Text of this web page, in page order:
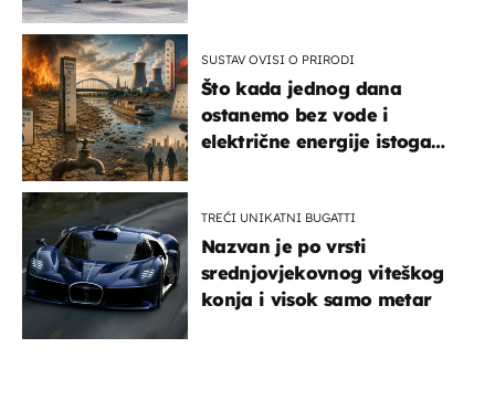
SUSTAV OVISI O PRIRODI
Što kada jednog dana
ostanemo bez vode i
električne energije istoga
TREĆI UNIKATNI BUGATTI
Nazvan je po vrsti
srednjovjekovnog viteškog
konja i visok samo metar